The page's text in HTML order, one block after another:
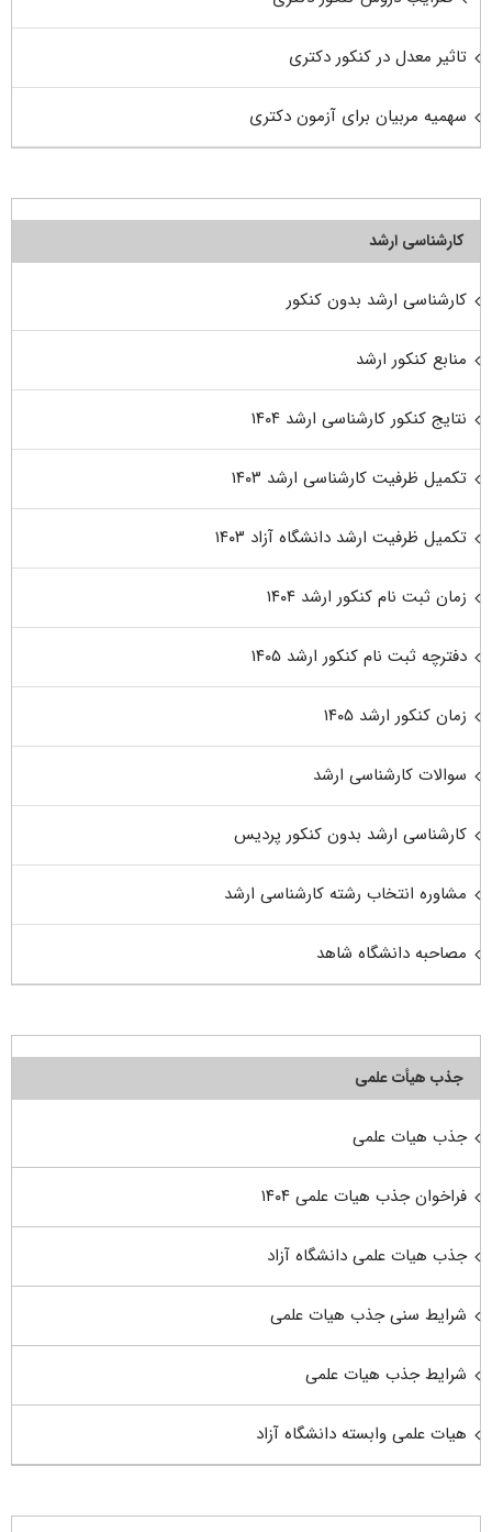
تاثیر معدل در کنکور دکتری
سهمیه مربیان برای آزمون دکتری
کارشناسی ارشد
کارشناسی ارشد بدون کنکور
منابع کنکور ارشد
نتایج کنکور کارشناسی ارشد ۱۴۰۴
تکمیل ظرفیت کارشناسی ارشد ۱۴۰۳
تکمیل ظرفیت ارشد دانشگاه آزاد ۱۴۰۳
زمان ثبت نام کنکور ارشد ۱۴۰۴
دفترچه ثبت نام کنکور ارشد ۱۴۰۵
زمان کنکور ارشد ۱۴۰۵
سوالات کارشناسی ارشد
کارشناسی ارشد بدون کنکور پردیس
مشاوره انتخاب رشته کارشناسی ارشد
مصاحبه دانشگاه شاهد
جذب هیأت علمی
جذب هیات علمی
فراخوان جذب هیات علمی ۱۴۰۴
جذب هیات علمی دانشگاه آزاد
شرایط سنی جذب هیات علمی
شرایط جذب هیات علمی
هیات علمی وابسته دانشگاه آزاد